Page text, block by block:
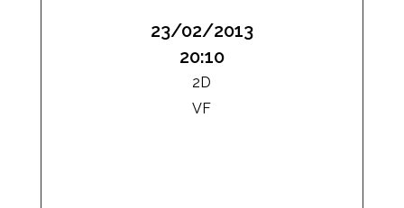
23/02/2013
20:10
2D
VF